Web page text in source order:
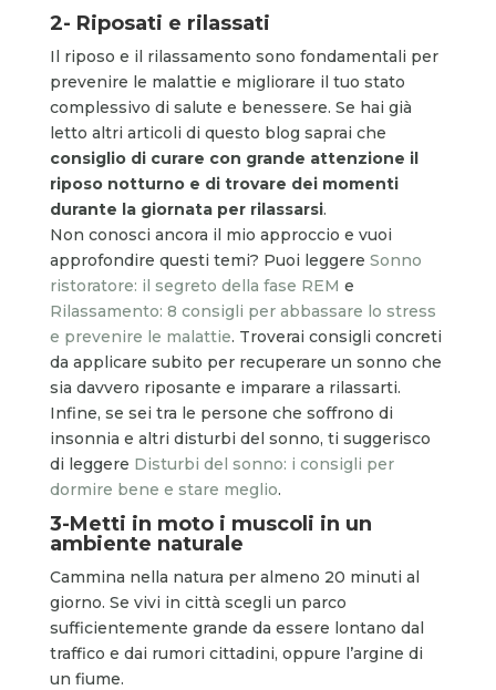
2- Riposati e rilassati
Il riposo e il rilassamento sono fondamentali per
prevenire le malattie e migliorare il tuo stato
complessivo di salute e benessere. Se hai già
letto altri articoli di questo blog saprai che
consiglio di curare con grande attenzione il
riposo notturno e di trovare dei momenti
durante la giornata per rilassarsi.
Non conosci ancora il mio approccio e vuoi
approfondire questi temi? Puoi leggere Sonno
ristoratore: il segreto della fase REM e
Rilassamento: 8 consigli per abbassare lo stress
e prevenire le malattie. Troverai consigli concreti
da applicare subito per recuperare un sonno che
sia davvero riposante e imparare a rilassarti.
Infine, se sei tra le persone che soffrono di
insonnia e altri disturbi del sonno, ti suggerisco
di leggere Disturbi del sonno: i consigli per
dormire bene e stare meglio.
3-Metti in moto i muscoli in un
ambiente naturale
Cammina nella natura per almeno 20 minuti al
giorno. Se vivi in città scegli un parco
sufficientemente grande da essere lontano dal
traffico e dai rumori cittadini, oppure l’argine di
un fiume.